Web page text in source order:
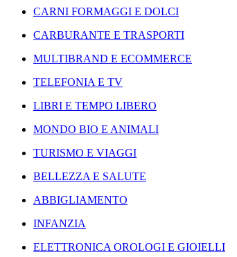
CARNI FORMAGGI E DOLCI
CARBURANTE E TRASPORTI
MULTIBRAND E ECOMMERCE
TELEFONIA E TV
LIBRI E TEMPO LIBERO
MONDO BIO E ANIMALI
TURISMO E VIAGGI
BELLEZZA E SALUTE
ABBIGLIAMENTO
INFANZIA
ELETTRONICA OROLOGI E GIOIELLI